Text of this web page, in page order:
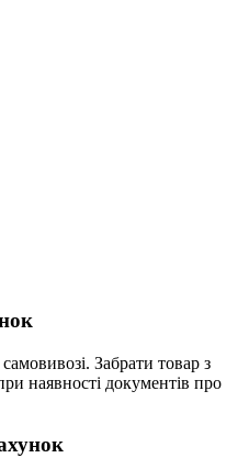
Забрати товар з
наявності документів про